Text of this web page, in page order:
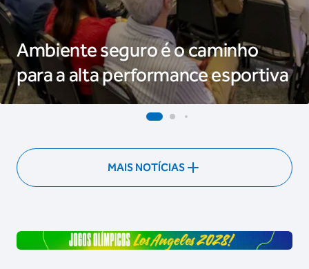
Ambiente seguro é o caminho
para a alta performance esportiva
MAIS NOTÍCIAS